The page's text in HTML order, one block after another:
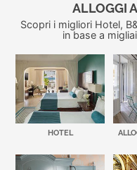
ALLOGGI A
Scopri i migliori Hotel,
in base a
HOTEL